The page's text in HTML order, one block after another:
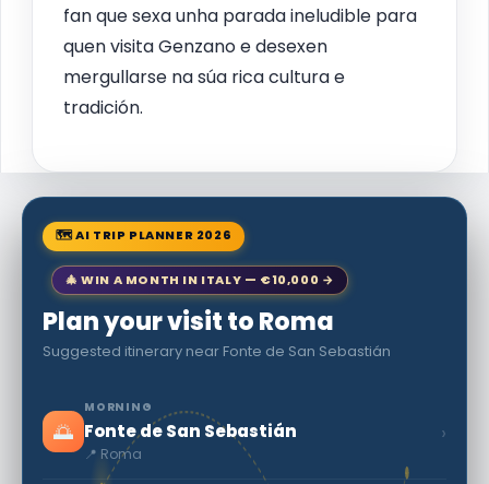
fan que sexa unha parada ineludible para
quen visita Genzano e desexen
mergullarse na súa rica cultura e
tradición.
🗺 AI TRIP PLANNER 2026
🎄 WIN A MONTH IN ITALY — €10,000 →
Plan your visit to Roma
Suggested itinerary near Fonte de San Sebastián
🌅
MORNING
Fonte de San Sebastián
📍 Roma
›